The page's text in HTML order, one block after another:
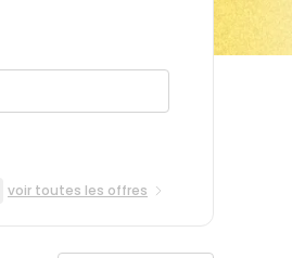
voir toutes les offres